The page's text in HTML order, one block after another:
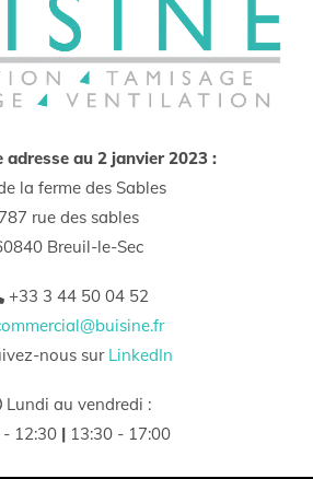
adresse au 2 janvier 2023 :
la ferme des Sables
787 rue des sables
Breuil-le-Sec
+33 3 44 50 04 52
nous sur LinkedIn
Lundi au vendredi :
12:30 |13:30 - 17:00